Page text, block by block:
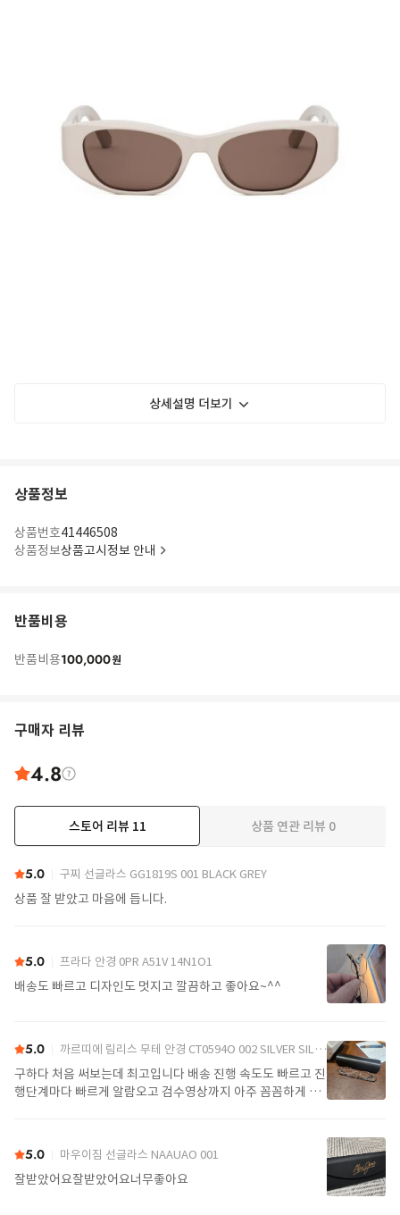
상세설명 더보기
상품정보
상품번호41446508
상품정보상품고시정보 안내
반품비용
반품비용100,000원
구매자 리뷰
4.8
스토어 리뷰 11 상품 연관 리뷰 0
5.0 구찌 선글라스 GG1819S 001 BLACK GREY
상품 잘 받았고 마음에 듭니다.
5.0 프라다 안경 0PR A51V 14N1O1
배송도 빠르고 디자인도 멋지고 깔끔하고 좋아요~^^
5.0 까르띠에 림리스 무테 안경 CT0594O 002 SILVER SILVER TRANSPARENT
구하다 처음 써보는데 최고입니다 배송 진행 속도도 빠르고 진
행단계마다 빠르게 알람오고 검수영상까지 아주 꼼꼼하게 찍
5.0 마우이짐 선글라스 NAAUAO 001
잘받았어요잘받았어요너무좋아요